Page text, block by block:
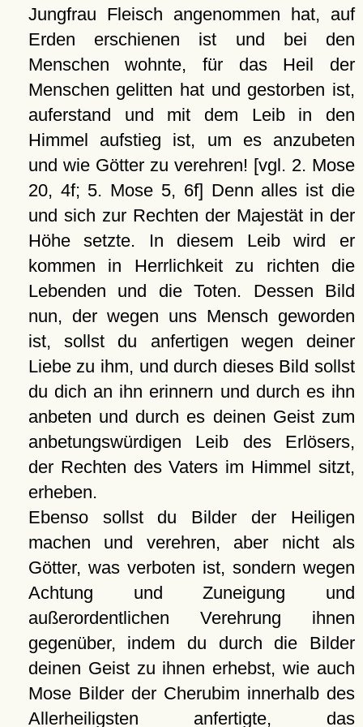
Jungfrau Fleisch angenommen hat, auf
Erden erschienen ist und bei den
Menschen wohnte, für das Heil der
Menschen gelitten hat und gestorben ist,
auferstand und mit dem Leib in den
Himmel aufstieg ist, um es anzubeten
und wie Götter zu verehren! [vgl. 2. Mose
20, 4f; 5. Mose 5, 6f] Denn alles ist die
und sich zur Rechten der Majestät in der
Höhe setzte. In diesem Leib wird er
kommen in Herrlichkeit zu richten die
Lebenden und die Toten. Dessen Bild
nun, der wegen uns Mensch geworden
ist, sollst du anfertigen wegen deiner
Liebe zu ihm, und durch dieses Bild sollst
du dich an ihn erinnern und durch es ihn
anbeten und durch es deinen Geist zum
anbetungswürdigen Leib des Erlösers,
der Rechten des Vaters im Himmel sitzt,
erheben.
Ebenso sollst du Bilder der Heiligen
machen und verehren, aber nicht als
Götter, was verboten ist, sondern wegen
Achtung und Zuneigung und
außerordentlichen Verehrung ihnen
gegenüber, indem du durch die Bilder
deinen Geist zu ihnen erhebst, wie auch
Mose Bilder der Cherubim innerhalb des
Allerheiligsten anfertigte, das